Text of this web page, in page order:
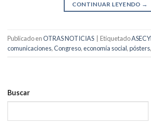
CONTINUAR LEYENDO →
Publicado enOTRAS NOTICIAS | EtiquetadoASECYL
comunicaciones,Congreso,economía social,pósters,
Buscar